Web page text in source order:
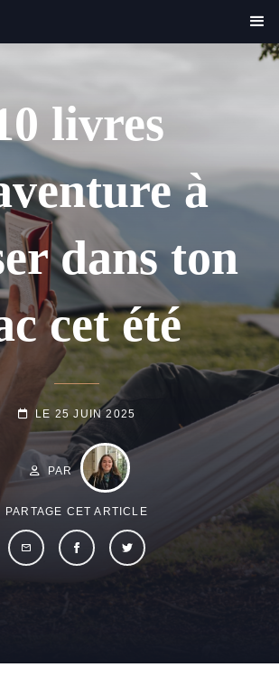
livres
à
dans ton
cet été
POSTED-
ON
LE 25 JUIN 2025
BY
LINE
BYLINE
PAR
PARTAGE CET ARTICLE